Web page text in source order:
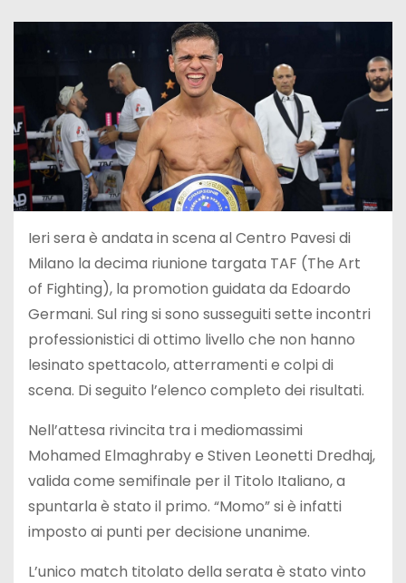
Ieri sera è andata in scena al Centro Pavesi di
Milano la decima riunione targata TAF (The Art
of Fighting), la promotion guidata da Edoardo
Germani. Sul ring si sono susseguiti sette incontri
professionistici di ottimo livello che non hanno
lesinato spettacolo, atterramenti e colpi di
scena. Di seguito l’elenco completo dei risultati.
Nell’attesa rivincita tra i mediomassimi
Mohamed Elmaghraby e Stiven Leonetti Dredhaj,
valida come semifinale per il Titolo Italiano, a
spuntarla è stato il primo. “Momo” si è infatti
imposto ai punti per decisione unanime.
L’unico match titolato della serata è stato vinto